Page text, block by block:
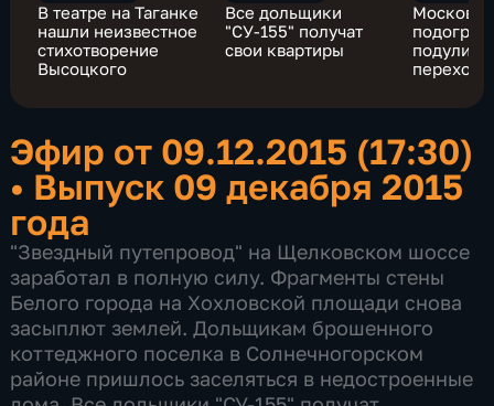
В театре на Таганке
нашли неизвестное
стихотворение
Высоцкого
Все дольщики
"СУ-155" получат
свои квартиры
переходы
Эфир от 09.12.2015 (17:30)
• Выпуск 09 декабря 2015
года
"Звездный путепровод" на Щелковском шоссе
заработал в полную силу. Фрагменты стены
Белого города на Хохловской площади снова
засыплют землей. Дольщикам брошенного
коттеджного поселка в Солнечногорском
районе пришлось заселяться в недостроенные